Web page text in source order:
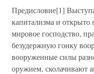
Предисловие[1]
капитализма и открыто
мировое господство,
безудержную гонку
вооруженные силы
оружием, сколачивают